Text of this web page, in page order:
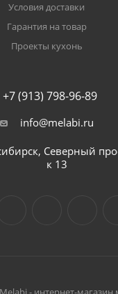
Условия доставки
Гарантия на товар
Проекты кухонь
+7 (913) 798-96-89
info@melabi.ru
Северный
к 13